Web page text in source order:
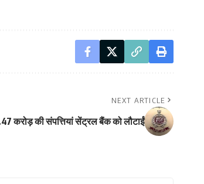
NEXT ARTICLE
करोड़ की संपत्तियां सेंट्रल बैंक को लौटाईं